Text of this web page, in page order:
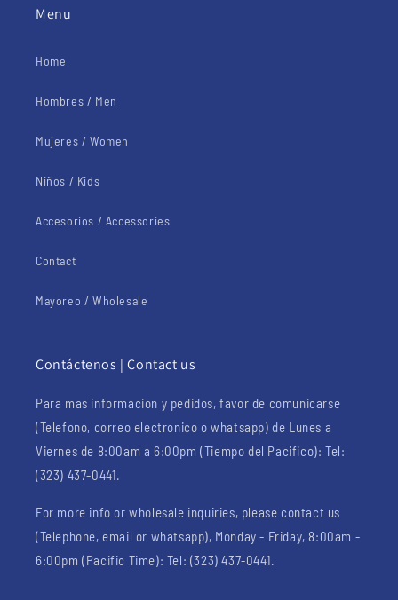
Menu
Home
Hombres / Men
Mujeres / Women
Niños / Kids
Accesorios / Accessories
Contact
Mayoreo / Wholesale
Contáctenos | Contact us
Para mas informacion y pedidos, favor de comunicarse
(Telefono, correo electronico o whatsapp) de Lunes a
Viernes de 8:00am a 6:00pm (Tiempo del Pacifico): Tel:
(323) 437-0441.
For more info or wholesale inquiries, please contact us
(Telephone, email or whatsapp), Monday - Friday, 8:00am -
6:00pm (Pacific Time): Tel: (323) 437-0441.